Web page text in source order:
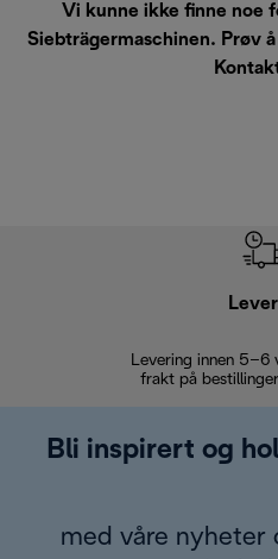
Vi kunne ikke finne noe
Siebträgermaschinen. Prøv
Levering innen 5–6
frakt på
Bli inspirert og
med våre nyheter